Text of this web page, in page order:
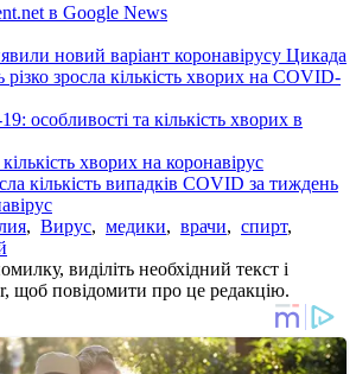
в Google News
новий варіант коронавірусу Цикада
зросла кількість хворих на COVID-
особливості та кількість хворих в
хворих на коронавірус
кількість випадків COVID за тиждень
, Вирус, медики, врачи, спирт,
виділіть необхідний текст і
щоб повідомити про це редакцію.